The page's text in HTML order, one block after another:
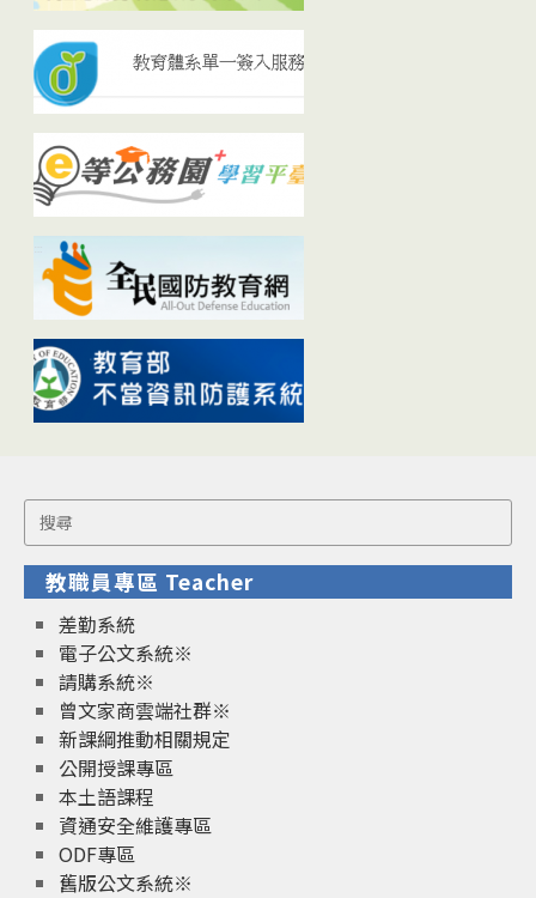
Search
for:
教職員專區 Teacher
差勤系統
電子公文系統※
請購系統※
曾文家商雲端社群※
新課綱推動相關規定
公開授課專區
本土語課程
資通安全維護專區
ODF專區
舊版公文系統※